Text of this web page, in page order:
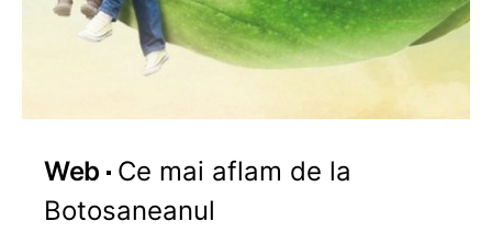
Web
Ce mai aflam de la
Botosaneanul